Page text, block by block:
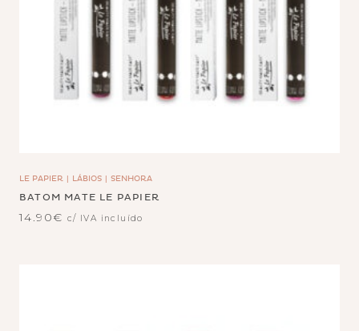
LE PAPIER LÁBIOS SENHORA
BATOM MATE LE PAPIER
14.90€ c/ IVA incluído